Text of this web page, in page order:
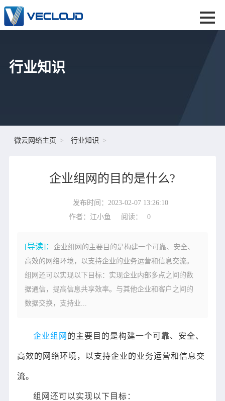
行业知识
微云网络主页 行业知识
企业组网的目的是什么?
发布时间：2023-02-07 13:26:10
作者：江小鱼
阅读： 0
[导读]：
企业组网的主要目的是构建一个可靠、安全、
高效的网络环境，以支持企业的业务运营和信息交流。
组网还可以实现以下目标：实现企业内部多点之间的数
据通信，提高信息共享效率。与其他企业和客户之间的
数据交换，支持业...
企业组网 的主要目的是构建一个可靠、安全、
高效的网络环境，以支持企业的业务运营和信息交
流。
组网还可以实现以下目标：